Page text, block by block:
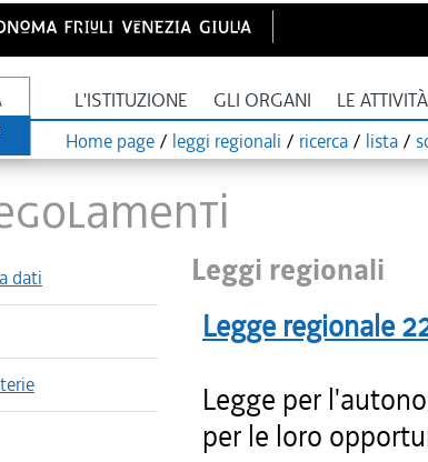
L'ISTITUZIONE GLI ORGANI LE ATTIVITÀ
Home page / leggi regionali / ricerca / lista /
dati Leggi regionali
Legge regionale
Legge per
per le loro